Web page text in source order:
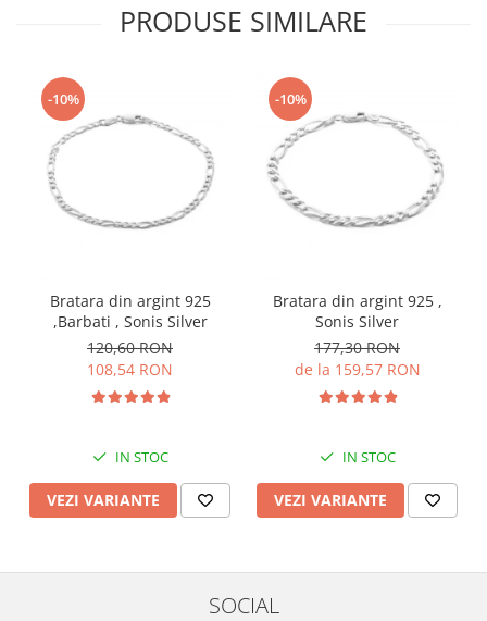
PRODUSE SIMILARE
-10%
Bratara din argint 925
,Barbati , Sonis Silver
120,60 RON
108,54 RON
IN STOC
VEZI VARIANTE
-10%
Bratara din argint 925 ,
Sonis Silver
177,30 RON
de la 159,57 RON
IN STOC
VEZI VARIANTE
SOCIAL